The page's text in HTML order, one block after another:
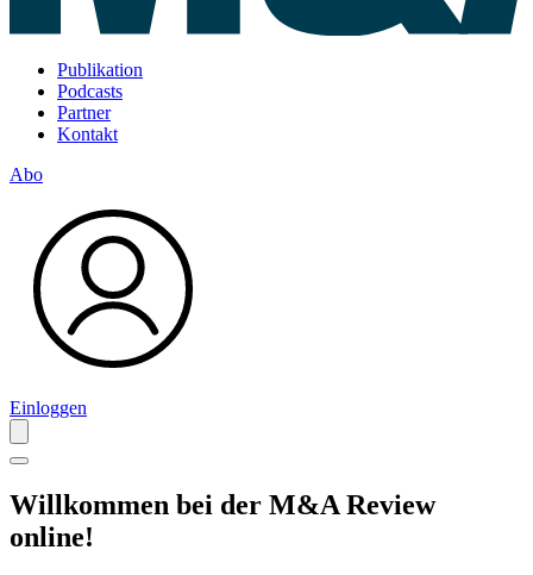
Publikation
Podcasts
Partner
Kontakt
Abo
Einloggen
Willkommen bei der M&A Review
online!